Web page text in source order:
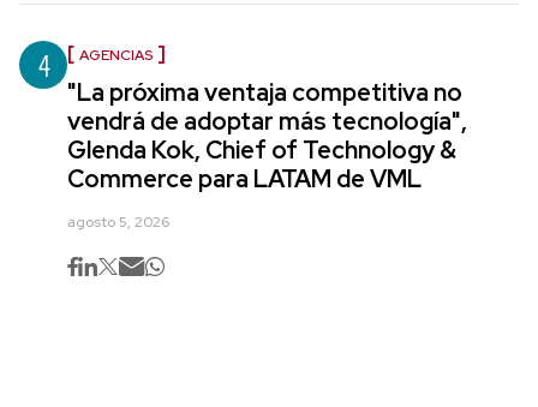
4 AGENCIAS
"La próxima ventaja competitiva no
vendrá de adoptar más tecnología",
Glenda Kok, Chief of Technology &
Commerce para LATAM de VML
agosto 5, 2026